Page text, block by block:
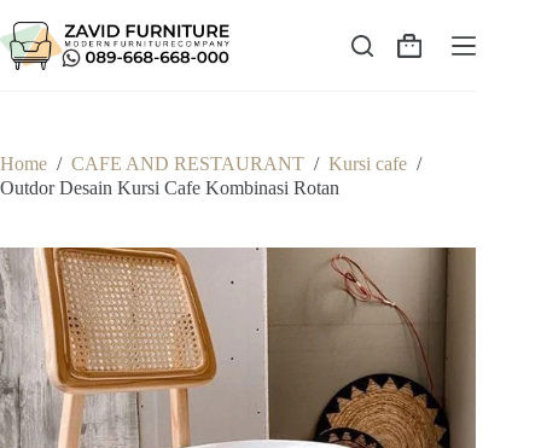
to
content
Shopping
Home / CAFE AND RESTAURANT / Kursi cafe /
Outdor Desain Kursi Cafe Kombinasi Rotan